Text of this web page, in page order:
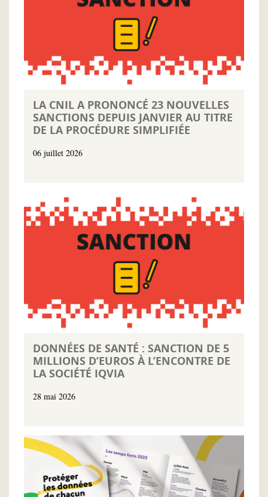
LA CNIL A PRONONCÉ 23 NOUVELLES
SANCTIONS DEPUIS JANVIER AU TITRE
DE LA PROCÉDURE SIMPLIFIÉE
06 juillet 2026
DONNÉES DE SANTÉ : SANCTION DE 5
MILLIONS D’EUROS À L’ENCONTRE DE
LA SOCIÉTÉ IQVIA
28 mai 2026